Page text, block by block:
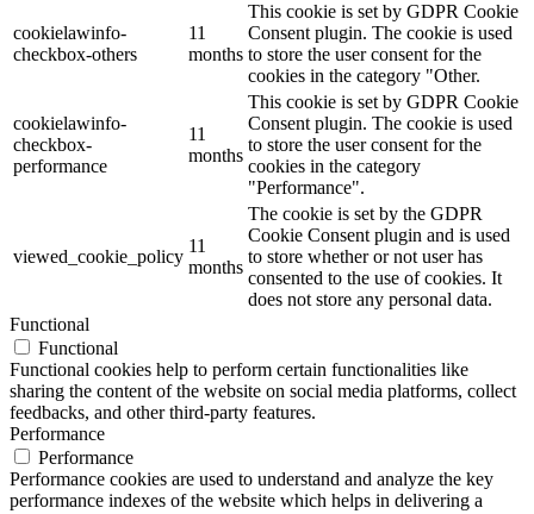
cookielawinfo-
checkbox-others
11
months
This cookie is set by GDPR Cookie
Consent plugin. The cookie is used
to store the user consent for the
cookies in the category "Other.
cookielawinfo-
checkbox-
performance
11
months
This cookie is set by GDPR Cookie
Consent plugin. The cookie is used
to store the user consent for the
cookies in the category
"Performance".
viewed_cookie_policy
11
months
The cookie is set by the GDPR
Cookie Consent plugin and is used
to store whether or not user has
consented to the use of cookies. It
does not store any personal data.
Functional
Functional
Functional cookies help to perform certain functionalities like
sharing the content of the website on social media platforms, collect
feedbacks, and other third-party features.
Performance
Performance
Performance cookies are used to understand and analyze the key
performance indexes of the website which helps in delivering a